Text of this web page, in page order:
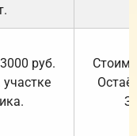
руб.
участке